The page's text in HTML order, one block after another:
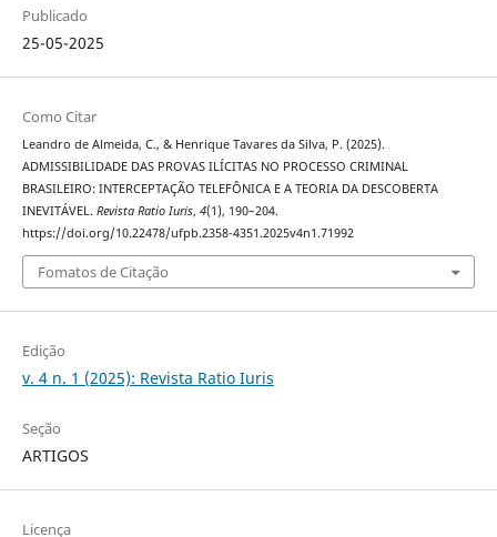
Publicado
25-05-2025
Como Citar
Leandro de Almeida, C., & Henrique Tavares da Silva, P. (2025).
ADMISSIBILIDADE DAS PROVAS ILÍCITAS NO PROCESSO CRIMINAL
BRASILEIRO: INTERCEPTAÇÃO TELEFÔNICA E A TEORIA DA DESCOBERTA
INEVITÁVEL. Revista Ratio Iuris, 4(1), 190–204.
https://doi.org/10.22478/ufpb.2358-4351.2025v4n1.71992
Fomatos de Citação
Edição
v. 4 n. 1 (2025): Revista Ratio Iuris
Seção
ARTIGOS
Licença